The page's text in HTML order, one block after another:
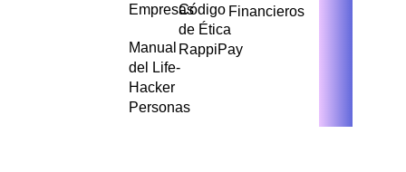
Empresas
Manual
del Life-
Hacker
Personas
Código
de Ética
RappiPay
Financieros